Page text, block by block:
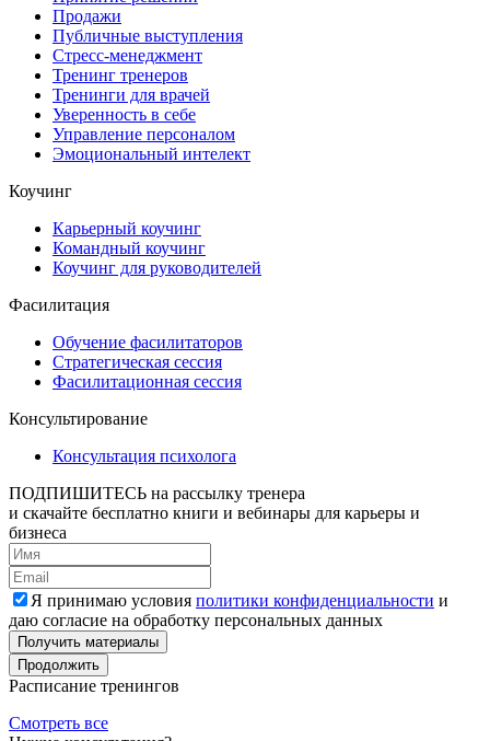
Продажи
Публичные выступления
Стресс-менеджмент
Тренинг тренеров
Тренинги для врачей
Уверенность в себе
Управление персоналом
Эмоциональный интелект
Коучинг
Карьерный коучинг
Командный коучинг
Коучинг для руководителей
Фасилитация
Обучение фасилитаторов
Стратегическая сессия
Фасилитационная сессия
Консультирование
Консультация психолога
ПОДПИШИТЕСЬ на рассылку тренера
и скачайте бесплатно книги и вебинары для карьеры и
бизнеса
Я принимаю условия политики конфиденциальности и
даю согласие на обработку персональных данных
Получить материалы
Продолжить
Расписание тренингов
Смотреть все